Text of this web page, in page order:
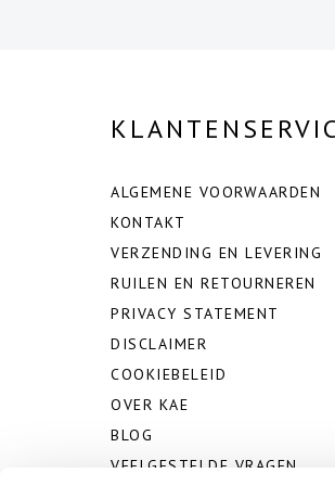
ALGEMENE VOORWAARDEN
KONTAKT
VERZENDING EN LEVERING
RUILEN EN RETOURNEREN
PRIVACY STATEMENT
DISCLAIMER
COOKIEBELEID
OVER KAE
BLOG
VEELGESTELDE VRAGEN